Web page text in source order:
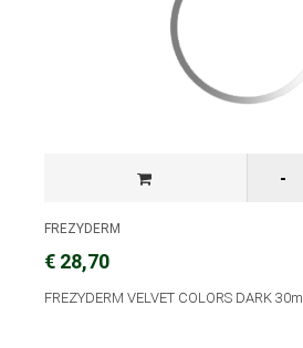
FREZYDERM
€ 28,70
FREZYDERM VELVET COLORS DARK 30ml